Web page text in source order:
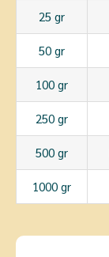
25 gr
50 gr
100 gr
250 gr
500 gr
1000 gr